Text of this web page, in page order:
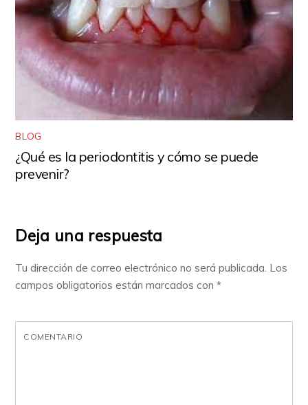
BLOG
¿Qué es la periodontitis y cómo se puede
prevenir?
Deja una respuesta
Tu dirección de correo electrónico no será publicada. Los
campos obligatorios están marcados con*
COMENTARIO